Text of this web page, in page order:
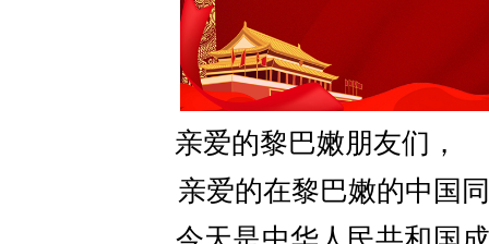
亲爱的黎巴嫩朋友们，
亲爱的在黎巴嫩的中国